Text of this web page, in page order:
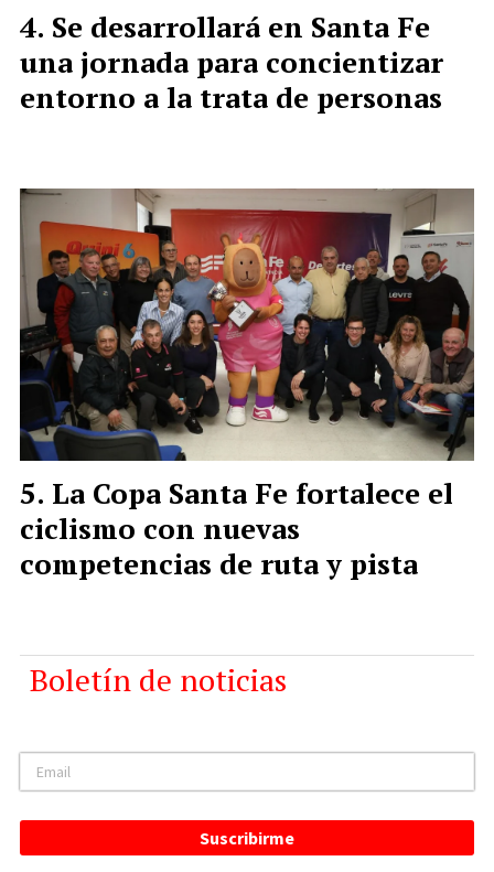
Se desarrollará en Santa Fe
una jornada para concientizar
entorno a la trata de personas
La Copa Santa Fe fortalece el
ciclismo con nuevas
competencias de ruta y pista
Boletín de noticias
Suscribirme